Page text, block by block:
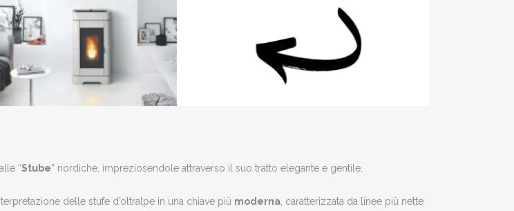
“Stube” nordiche, impreziosendole attraverso il suo tratto elegante e gentile.
delle stufe d’oltralpe in una chiave più moderna , caratterizzata da linee più nette